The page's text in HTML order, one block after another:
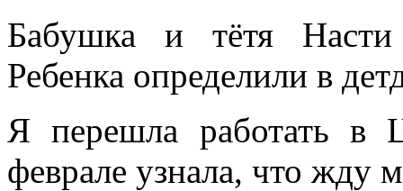
Бабушка и тётя Насти
Ребенка определили в
Я перешла работать в
феврале узнала, что жду